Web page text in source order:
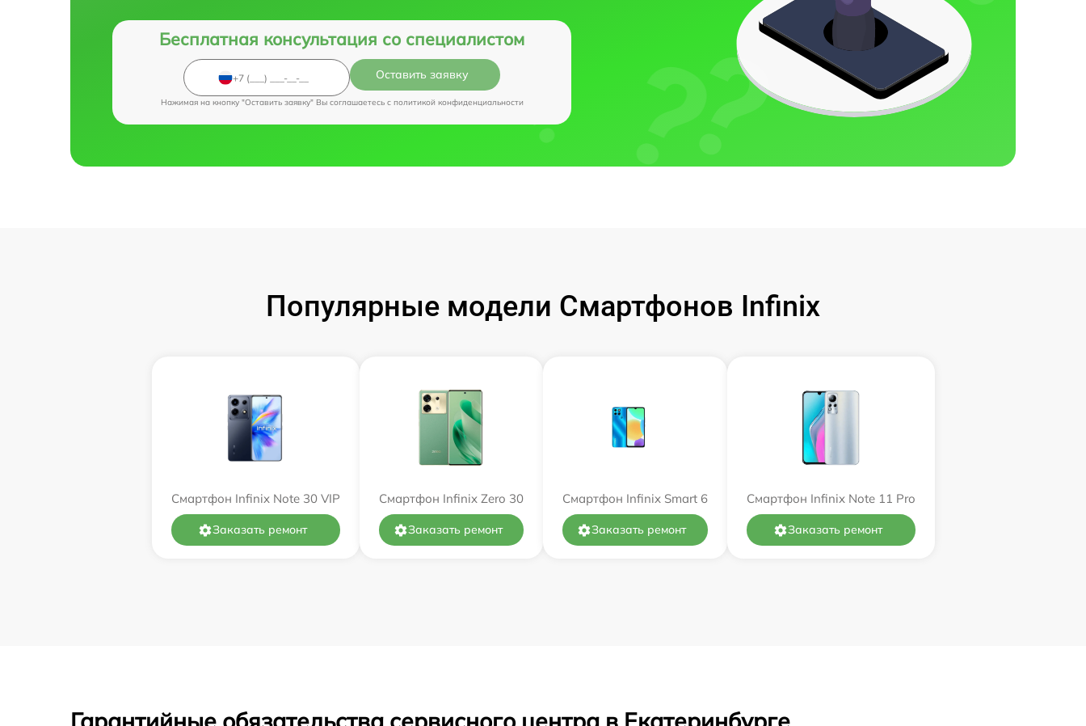
Бесплатная консультация со специалистом
Оставить заявку
Нажимая на кнопку "Оставить заявку" Вы соглашаетесь c политикой конфиденциальности
Популярные модели Смартфонов Infinix
Смартфон Infinix Note 30 VIP
Заказать ремонт
Смартфон Infinix Zero 30
Заказать ремонт
Смартфон Infinix Smart 6
Заказать ремонт
Смартфон Infinix Note 11 Pro
Заказать ремонт